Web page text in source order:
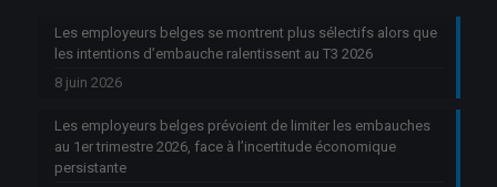
Les employeurs belges se montrent plus sélectifs alors que
les intentions d’embauche ralentissent au T3 2026
8 juin 2026
Les employeurs belges prévoient de limiter les embauches
au 1er trimestre 2026, face à l’incertitude économique
persistante